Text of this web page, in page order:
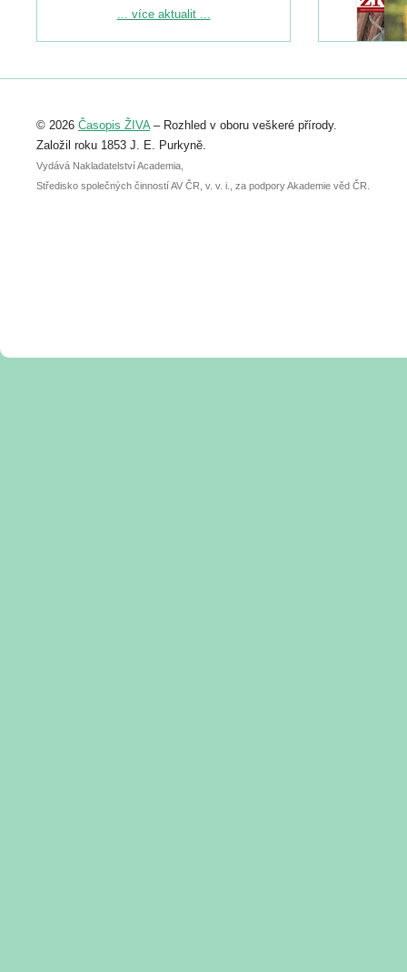
Podrobnější informace ke konferenci
Registrovat se můžete do 6. září.
abstraktu přihlášené přednášky nebo
posteru je už 30. června.
... více aktualit ...
© 2026 Časopis ŽIVA– Rozhled v oboru veškeré přírody.
Založil roku 1853 J. E. Purkyně.
Vydává Nakladatelství Academia,
Středisko společných činností AV ČR, v. v. i., za podpory Akademie věd ČR.